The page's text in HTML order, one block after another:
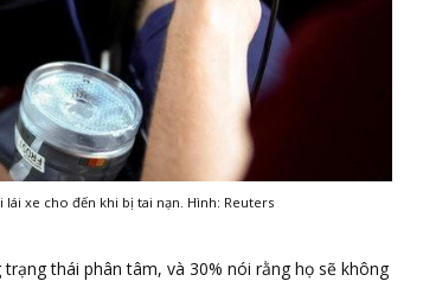
xe cho đến khi bị tai nạn. Hình: Reuters
thái phân tâm, và 30% nói rằng họ sẽ không